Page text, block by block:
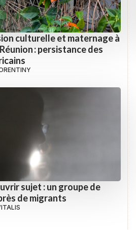
culturelle et maternage à
: persistance des
sujet : un groupe de
de migrants